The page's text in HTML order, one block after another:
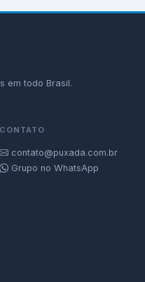
em todo Brasil.
CONTATO
contato@puxada.com.br
Grupo no WhatsApp